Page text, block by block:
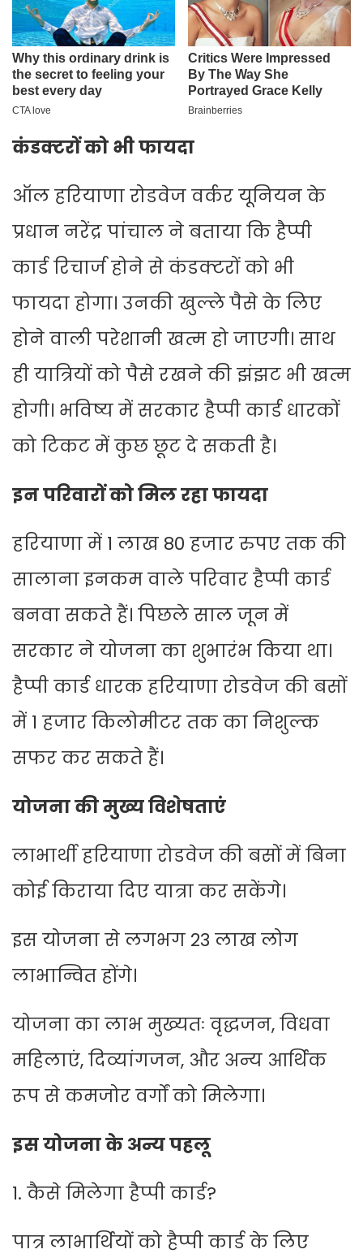
कंडक्टरों को भी फायदा
ऑल हरियाणा रोडवेज वर्कर यूनियन के
प्रधान नरेंद्र पांचाल ने बताया कि हैप्पी
कार्ड रिचार्ज होने से कंडक्टरों को भी
फायदा होगा। उनकी खुल्ले पैसे के लिए
होने वाली परेशानी खत्म हो जाएगी। साथ
ही यात्रियों को पैसे रखने की झंझट भी खत्म
होगी। भविष्य में सरकार हैप्पी कार्ड धारकों
को टिकट में कुछ छूट दे सकती है।
इन परिवारों को मिल रहा फायदा
हरियाणा में 1 लाख 80 हजार रुपए तक की
सालाना इनकम वाले परिवार हैप्पी कार्ड
बनवा सकते हैं। पिछले साल जून में
सरकार ने योजना का शुभारंभ किया था।
हैप्पी कार्ड धारक हरियाणा रोडवेज की बसों
में 1 हजार किलोमीटर तक का निशुल्क
सफर कर सकते हैं।
योजना की मुख्य विशेषताएं
लाभार्थी हरियाणा रोडवेज की बसों में बिना
कोई किराया दिए यात्रा कर सकेंगे।
इस योजना से लगभग 23 लाख लोग
लाभान्वित होंगे।
योजना का लाभ मुख्यतः वृद्धजन, विधवा
महिलाएं, दिव्यांगजन, और अन्य आर्थिक
रूप से कमजोर वर्गों को मिलेगा।
इस योजना के अन्य पहलू
1. कैसे मिलेगा हैप्पी कार्ड?
पात्र लाभार्थियों को हैप्पी कार्ड के लिए